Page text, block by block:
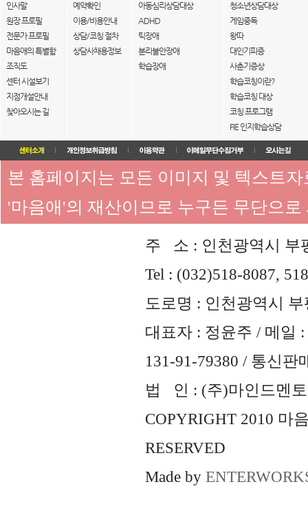
인사말
원장 프로필
전문가 프로필
마음애의 특별함
조직도
센터 시설보기
지점개설안내
찾아오시는 길
예약확인
이용/비용안내
상담/코칭 절차
상담사채용정보
아동심리상담대상
ADHD
틱장애
분리불안장애
학습장애
청소년상담대상
게임중독
왕따
대인기피증
사춘기증상
학습코칭이란?
학습코칭 대상
코칭 프로그램
FIE 인지학습상담
본 홈페이지는 모든 이미지 및 텍스트
'마음애'의 재산이므로 누구든 무단으
주 소 : 인천광역시 부
Tel : (032)518-8087,
도로명 : 인천광역시
대표자 : 정윤주 / 메일 :
131-91-79380 / 통신판
법 인 : (주)마인드멘토
COPYRIGHT 2010 마
RESERVED
Made by